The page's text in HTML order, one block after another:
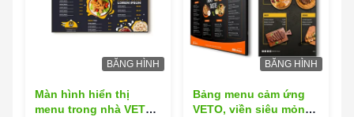
BĂNG HÌNH
Màn hình hiển thị
menu trong nhà VETO
BĂNG HÌNH
Bảng menu cảm ứng
VETO, viền siêu mỏng,